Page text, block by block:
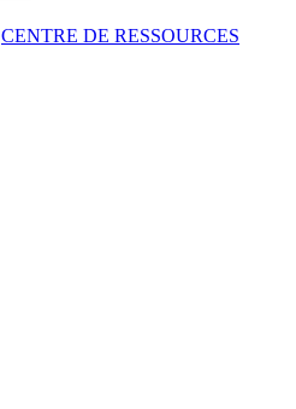
CENTRE DE RESSOURCES